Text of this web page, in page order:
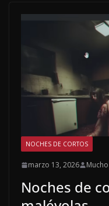
NOCHES DE CORTOS
marzo 13, 2026
Noches de